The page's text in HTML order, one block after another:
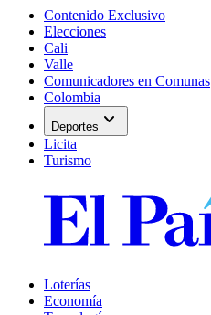
Contenido Exclusivo
Elecciones
Cali
Valle
Comunicadores en Comunas
Colombia
Deportes expand_more
Licita
Turismo
Loterías
Economía